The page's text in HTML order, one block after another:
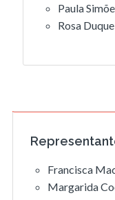
Paula
Rosa Duque
Francisca
Margarida